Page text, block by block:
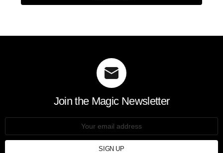
Join the Magic Newsletter